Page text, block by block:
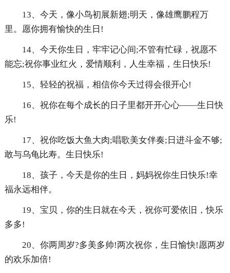
13、今天，像小鸟初展新翅;明天，像雄鹰鹏程万
里。愿你拥有愉快的生日!
14、今天你生日，牢牢记心间;不管有忙碌，祝愿不
能忘;祝你事业红火，爱情顺利，人生幸福，生日快乐!
15、轻轻的祝福，相信你今天过得会很开心!
16、祝你在每个成长的日子里都开开心心——生日快
乐!
17、祝你吃饭大鱼大肉;唱歌美女伴奏;日进斗金不够;
敢与乌龟比寿。生日快乐!
18、孩子，今天是你的生日，妈妈祝你生日快乐!幸
福永远相伴。
19、宝贝，你的生日就在今天，祝你可爱依旧，快乐
多多!
20、你两周岁?多美多帅!两次祝你，生日愉快!愿两岁
的欢乐加倍!